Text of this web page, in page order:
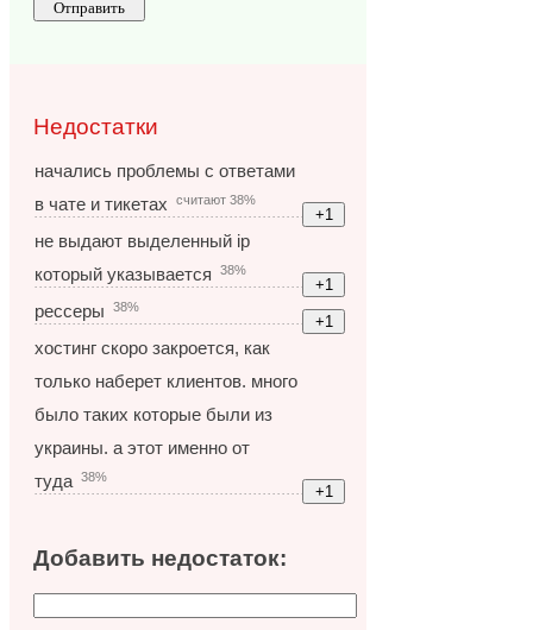
Недостатки
начались проблемы с ответами
в чате и тикетах
считают 38%
не выдают выделенный ip
который указывается
38%
рессеры 38%
хостинг скоро закроется, как
только наберет клиентов. много
было таких которые были из
украины. а этот именно от
туда
38%
Добавить недостаток: